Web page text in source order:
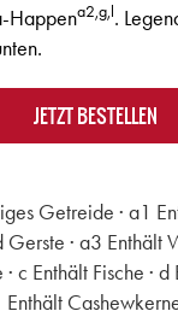
Happena2,g,l.
JETZT BESTELLEN
Getreide · a1
· a3 Enthält
c Enthält Fische · d
Enthält